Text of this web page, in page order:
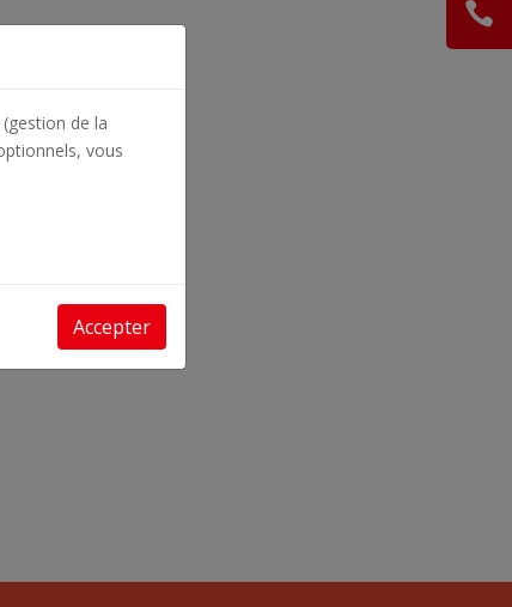
de la
vous
Accepter